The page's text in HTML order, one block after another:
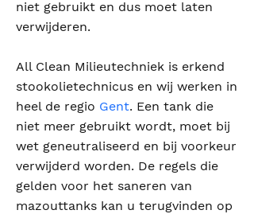
niet gebruikt en dus moet laten
verwijderen.
All Clean Milieutechniek is erkend
stookolietechnicus en wij werken in
heel de regio Gent. Een tank die
niet meer gebruikt wordt, moet bij
wet geneutraliseerd en bij voorkeur
verwijderd worden. De regels die
gelden voor het saneren van
mazouttanks kan u terugvinden op